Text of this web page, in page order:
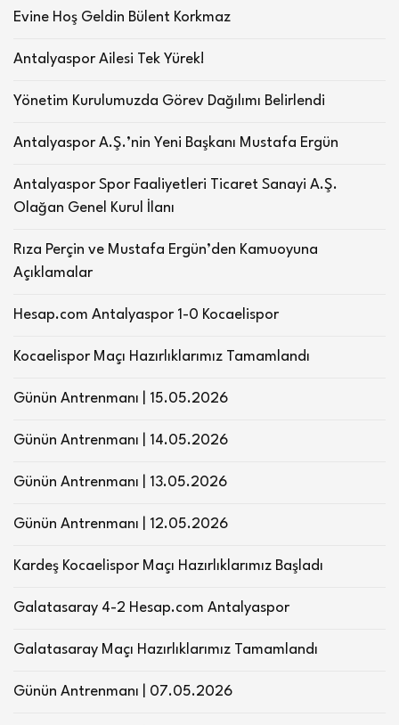
Evine Hoş Geldin Bülent Korkmaz
Antalyaspor Ailesi Tek Yürek!
Yönetim Kurulumuzda Görev Dağılımı Belirlendi
Antalyaspor A.Ş.’nin Yeni Başkanı Mustafa Ergün
Antalyaspor Spor Faaliyetleri Ticaret Sanayi A.Ş.
Olağan Genel Kurul İlanı
Rıza Perçin ve Mustafa Ergün’den Kamuoyuna
Açıklamalar
Hesap.com Antalyaspor 1-0 Kocaelispor
Kocaelispor Maçı Hazırlıklarımız Tamamlandı
Günün Antrenmanı | 15.05.2026
Günün Antrenmanı | 14.05.2026
Günün Antrenmanı | 13.05.2026
Günün Antrenmanı | 12.05.2026
Kardeş Kocaelispor Maçı Hazırlıklarımız Başladı
Galatasaray 4-2 Hesap.com Antalyaspor
Galatasaray Maçı Hazırlıklarımız Tamamlandı
Günün Antrenmanı | 07.05.2026